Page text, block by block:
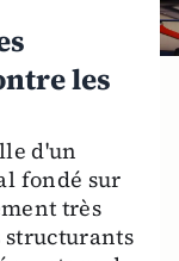
les
d'un
fondé sur
très
structurants